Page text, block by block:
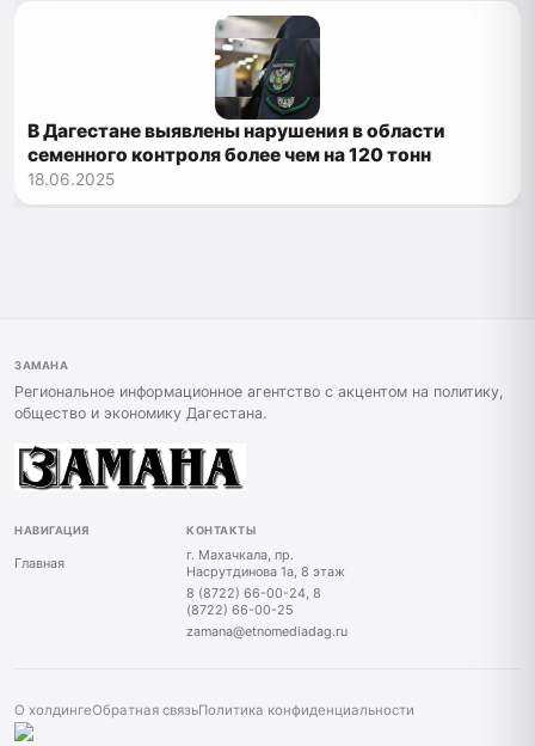
В Дагестане выявлены нарушения в области
семенного контроля более чем на 120 тонн
18.06.2025
ЗАМАНА
Региональное информационное агентство с акцентом на политику,
общество и экономику Дагестана.
НАВИГАЦИЯ
Главная
КОНТАКТЫ
г. Махачкала, пр.
Насрутдинова 1а, 8 этаж
8 (8722) 66-00-24, 8
(8722) 66-00-25
zamana@etnomediadag.ru
О холдингеОбратная связьПолитика конфиденциальности